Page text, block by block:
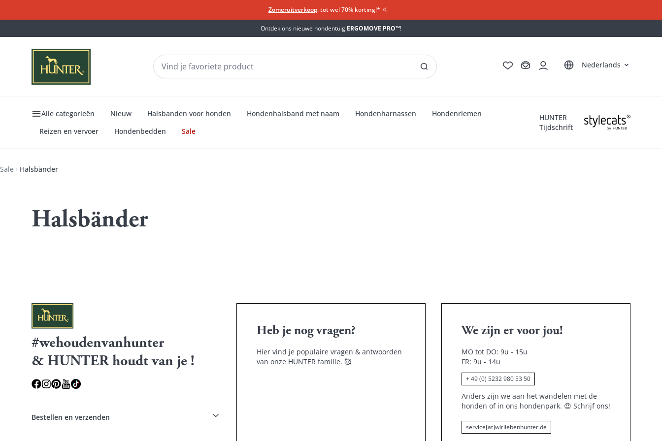
Zomeruitverkoop: tot wel 70% korting!*​ 🌞
Ontdek ons nieuwe hondentuig ERGOMOVE PRO™!
Deutsch
English
Français
ItalianoNederlands
Alle categorieën Nieuw Halsbanden voor honden Hondenhalsband met naam Hondenharnassen
Hondenriemen
Reizen en vervoer
Hondenbedden Sale
HUNTER
Tijdschrift
Sale Halsbänder
Halsbänder
#wehoudenvanhunter
& HUNTER houdt van je !
Bestellen en verzenden
Heb je nog vragen?
Hier vind je populaire vragen & antwoorden
van onze HUNTER familie. 🥰
We zijn er voor jou!
MO tot DO: 9u - 15u
FR: 9u - 14u
+ 49 (0) 5232 980 53 50
Anders zijn we aan het wandelen met de
honden of in ons hondenpark. 😍 Schrijf ons!
service[at]wirliebenhunter.de